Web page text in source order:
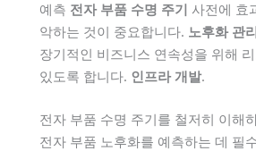
예측 전자 부품 수명 주기
사전에 효
악하는 것이 중요합니다. 노후화 관
장기적인 비즈니스 연속성을 위해
있도록 합니다. 인프라 개발.
전자 부품 수명 주기를 철저히 이해
전자 부품 노후화를 예측하는 데 필